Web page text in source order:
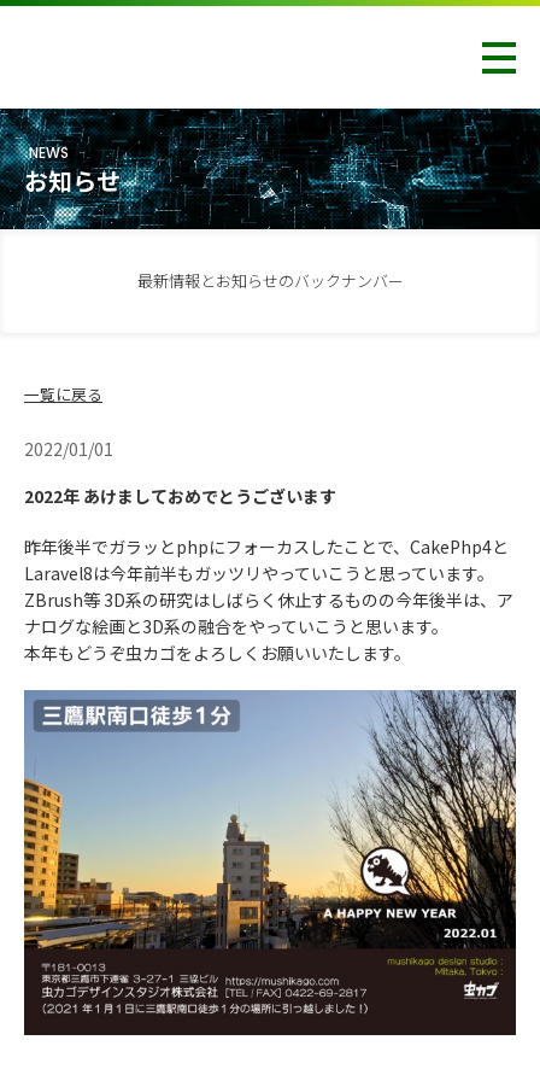
NEWS
お知らせ
最新情報とお知らせのバックナンバー
一覧に戻る
2022/01/01
2022年 あけましておめでとうございます
昨年後半でガラッとphpにフォーカスしたことで、CakePhp4と
Laravel8は今年前半もガッツリやっていこうと思っています。
ZBrush等 3D系の研究はしばらく休止するものの今年後半は、ア
ナログな絵画と3D系の融合をやっていこうと思います。
本年もどうぞ虫カゴをよろしくお願いいたします。